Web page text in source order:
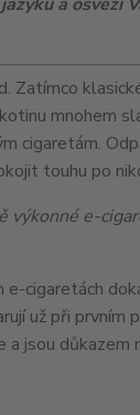
Zatímco
mnohem
cigaretám.
touhu po
e-
cigaretách
už při prvním
jsou důkazem